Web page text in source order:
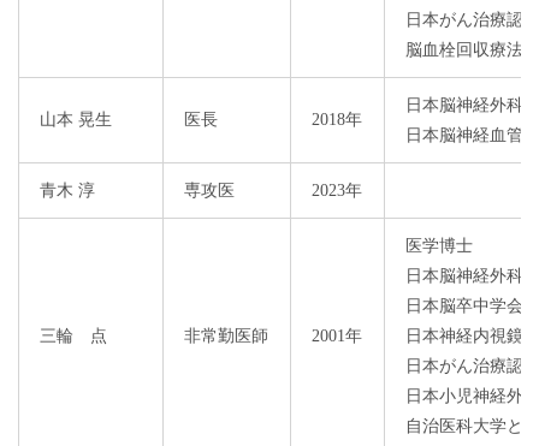
日本がん治療認
脳血栓回収療法
山本 晃生 医長 2018年
日本脳神経外科
日本脳神経血管
青木 淳 専攻医 2023年
三輪 点 非常勤医師 2001年
医学博士
日本脳神経外科
日本脳卒中学会
日本神経内視鏡
日本がん治療認
日本小児神経外
自治医科大学と